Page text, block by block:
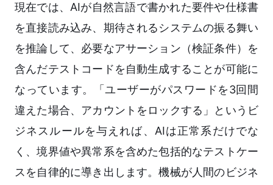
現在では、AIが自然言語で書かれた要件や仕様書
を直接読み込み、期待されるシステムの振る舞い
を推論して、必要なアサーション（検証条件）を
含んだテストコードを自動生成することが可能に
なっています。「ユーザーがパスワードを3回間
違えた場合、アカウントをロックする」というビ
ジネスルールを与えれば、AIは正常系だけでな
く、境界値や異常系を含めた包括的なテストケー
スを自律的に導き出します。機械が人間のビジネ